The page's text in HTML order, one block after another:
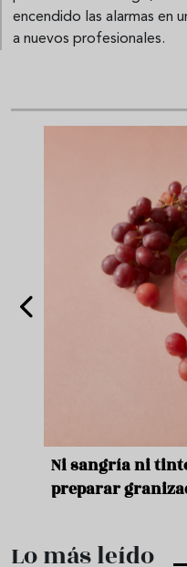
encendido las alarmas en
a nuevos profesionales.
Ni sangría ni
preparar
Lo más leído